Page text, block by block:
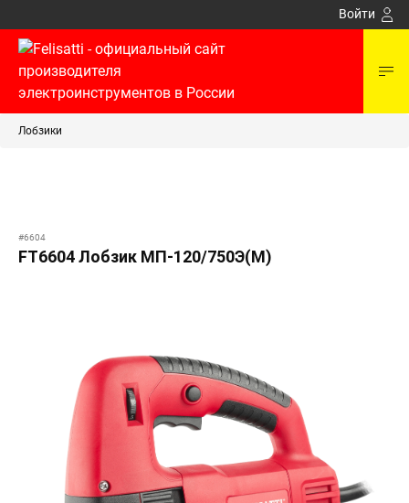
Войти
Лобзики
#6604
FT6604 Лобзик МП-120/750Э(М)